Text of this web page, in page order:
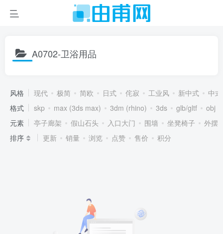
A0702-卫浴用品
风格 现代 极简 简欧 日式 侘寂 工业风 新中式
中式
格式
skp max (3ds max) 3dm (rhino) 3ds glb/gltf
obj
元素
亭子廊架 假山石头 入口大门 围墙 坐凳椅子
外摆
排序
更新 销量 浏览 点赞 售价 积分